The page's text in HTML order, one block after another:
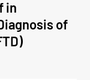
in
of